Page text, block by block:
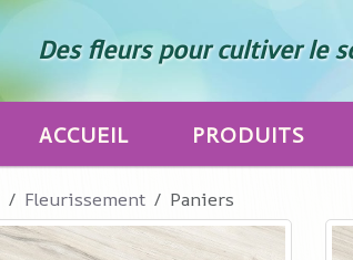
Des fleurs pour cultiver le
ACCUEIL PRODUITS
Fleurissement Paniers